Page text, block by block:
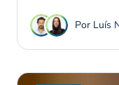
Por Luís